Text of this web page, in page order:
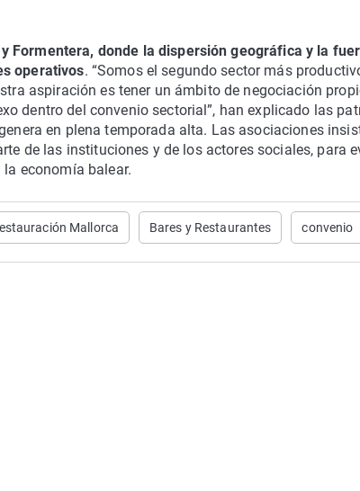
Formentera, donde la dispersión geográfica y la
operativos. “Somos el segundo sector más
aspiración es tener un ámbito de negociación
dentro del convenio sectorial”, han explicado las
en plena temporada alta. Las asociaciones
de las instituciones y de los actores sociales, para
economía balear.
Mallorca Bares y Restaurantes convenio